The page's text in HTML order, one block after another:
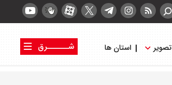
تصویر استان ها
شــــــرق